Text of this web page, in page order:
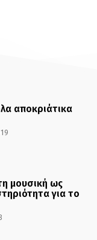
αποκριάτικα
μουσική ως
για το